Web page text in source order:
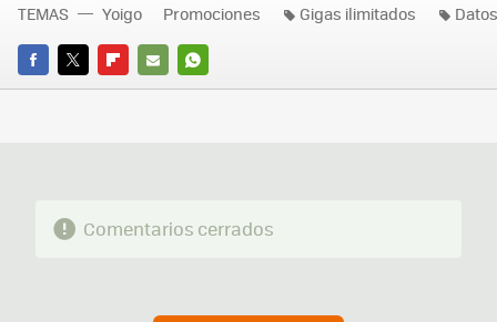
FACEBOOK
TWITTERFLIPBOARD
E-
WHATSAPP
TEMAS Yoigo Promociones Gigas ilimitados
Comentarios cerrados